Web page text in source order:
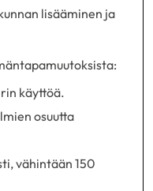
lisääminen ja
käyttöä.
osuutta
vähintään 150